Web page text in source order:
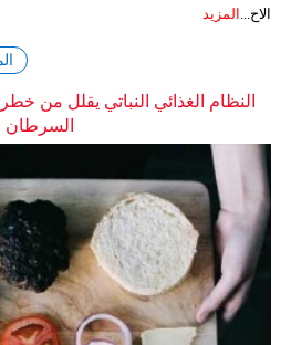
الاح... المزيد
النظام الغذائي النباتي يقلل من
السرطان